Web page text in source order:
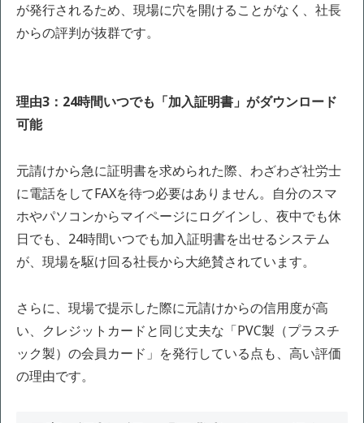
が発行されるため、現場に穴を開けることがなく、社長
からの評判が抜群です。
理由3：24時間いつでも「加入証明書」がダウンロード
可能
元請けから急に証明書を求められた際、わざわざ社労士
に電話をしてFAXを待つ必要はありません。自分のスマ
ホやパソコンからマイページにログインし、夜中でも休
日でも、24時間いつでも加入証明書を出せるシステム
が、現場を駆け回る社長から大絶賛されています。
さらに、現場で提示した際に元請けからの信用度が高
い、クレジットカードと同じ丈夫な「PVC製（プラスチ
ック製）の会員カード」を発行している点も、高い評価
の理由です。